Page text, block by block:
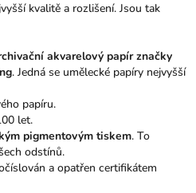
kvalitě a rozlišení. Jsou tak
akvarelový papír značky
. Jedná se umělecké papíry nejvyšší
papíru.
let.
pigmentovým tiskem. To
odstínů.
a opatřen certifikátem